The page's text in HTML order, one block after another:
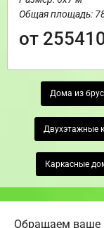
Общая площадь:
от
Дома из
Двухэтажные
Каркасные
Обращаем ваше